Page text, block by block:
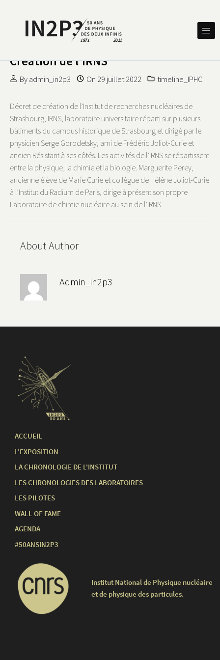
IN2P3 50 ANS DE PHYSIQUE
Création de l’IRNS
By admin_in2p3 On 29 juillet 2022 timeline_IPHC
Décret de création de l’Institut de recherches nucléaires de
Strasbourg, IRNS, laboratoire universitaire réparti sur plusieurs
bâtiments du campus historique de Strasbourg et dirigé par le
physicien Serge Gorodetsky, ami de Frédéric Joliot-Curie et
ancien Résistant à ses côtés. Les activités de l’IRNS se répartissent
entre la physique, la chimie et la biologie. Marguerite Perey,
ancienne élève de Marie Curie et collègue de Hélène Joliot-Curie
à l’Institut du Radium de Paris, dirige à présent son propre
Laboratoire de chimie nucléaire au sein de l’IRNS.
About Author
Admin_in2p3
ACCUEIL
L'EXPOSITION
LA CHRONOLOGIE DE L'INSTITUT
LES CHRONOLOGIES DES LABORATOIRES
LES PILOTES
WALL OF FAME
AGENDA
#50ANSIN2P3
Institut National de Physique nucléaire
et de physique des particules.